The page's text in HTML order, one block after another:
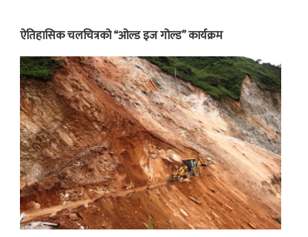
ऐतिहासिक चलचित्रको “ओल्ड इज गोल्ड” कार्यक्रम